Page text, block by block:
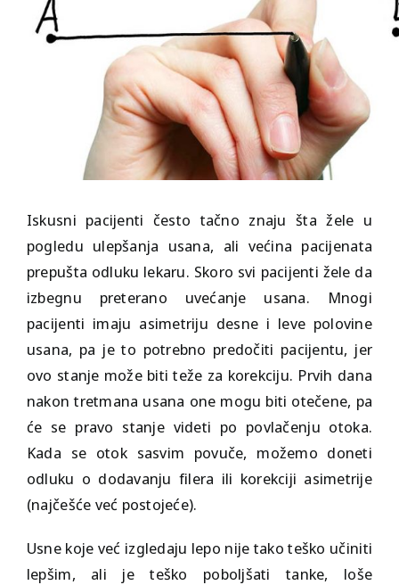
Iskusni pacijenti često tačno znaju šta žele u
pogledu ulepšanja usana, ali većina pacijenata
prepušta odluku lekaru. Skoro svi pacijenti žele da
izbegnu preterano uvećanje usana. Mnogi
pacijenti imaju asimetriju desne i leve polovine
usana, pa je to potrebno predočiti pacijentu, jer
ovo stanje može biti teže za korekciju. Prvih dana
nakon tretmana usana one mogu biti otečene, pa
će se pravo stanje videti po povlačenju otoka.
Kada se otok sasvim povuče, možemo doneti
odluku o dodavanju filera ili korekciji asimetrije
(najčešće već postojeće).
Usne koje već izgledaju lepo nije tako teško učiniti
lepšim, ali je teško poboljšati tanke, loše